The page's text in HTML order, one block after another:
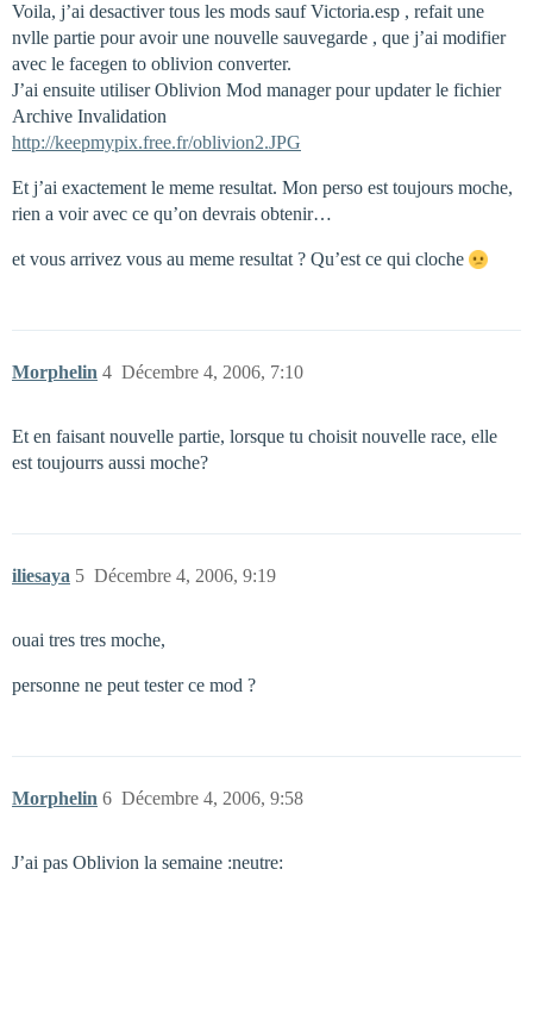
Voila, j’ai desactiver tous les mods sauf Victoria.esp , refait une
nvlle partie pour avoir une nouvelle sauvegarde , que j’ai modifier
avec le facegen to oblivion converter.
J’ai ensuite utiliser Oblivion Mod manager pour updater le fichier
Archive Invalidation
http://keepmypix.free.fr/oblivion2.JPG
Et j’ai exactement le meme resultat. Mon perso est toujours moche,
rien a voir avec ce qu’on devrais obtenir…
et vous arrivez vous au meme resultat ? Qu’est ce qui cloche
Morphelin Décembre 4, 2006, 7:10
4
Et en faisant nouvelle partie, lorsque tu choisit nouvelle race, elle
est toujourrs aussi moche?
iliesaya Décembre 4, 2006, 9:19
5
ouai tres tres moche,
personne ne peut tester ce mod ?
Morphelin Décembre 4, 2006, 9:58
6
J’ai pas Oblivion la semaine :neutre: